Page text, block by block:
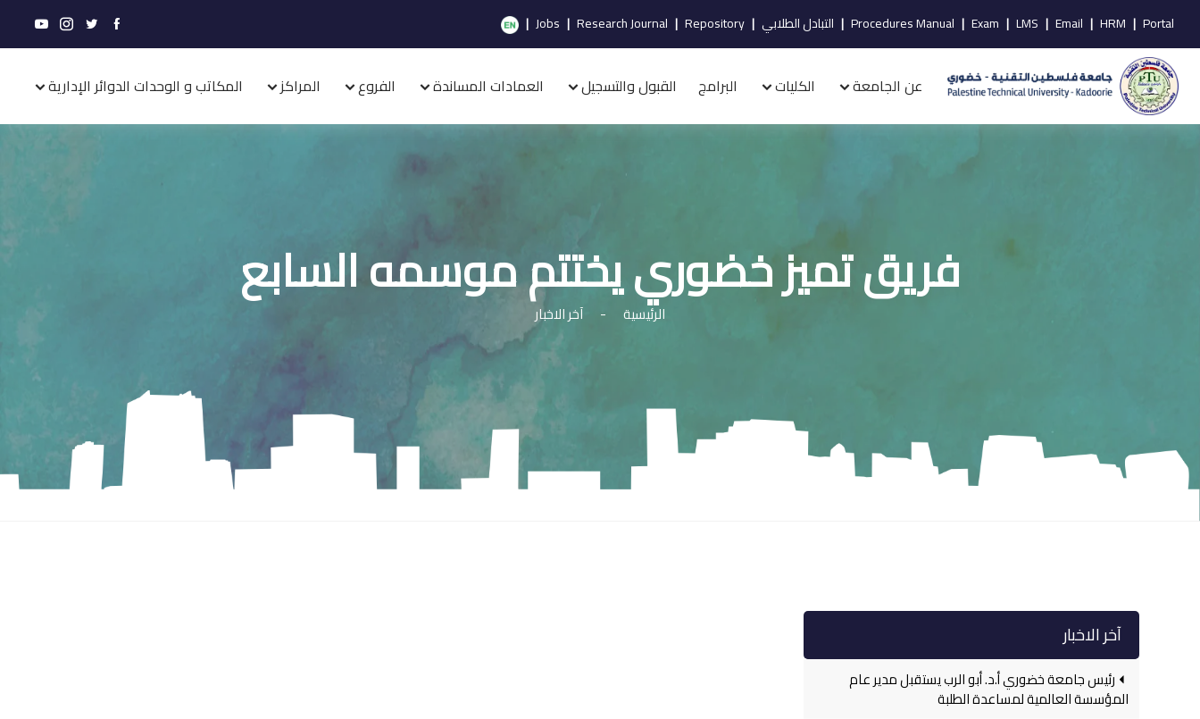
Portal
|
HRM
|
Email
|
LMS
|
Exam
|
Procedures Manual
| التبادل الطلابي |
Repository
|
Research Journal
|
Jobs
|
عن الجامعة الكليات البرامج القبول والتسجيل العمادات المساندة الفروع المراكز المكاتب و الوحدات الدوائر الإدارية
فريق تميز خضوري يختتم موسمه السابع
الرئيسية - آخر الاخبار
آخر الاخبار
رئيس جامعة خضوري أ.د. أبو الرب يستقبل مدير عام
المؤسسة العالمية لمساعدة الطلبة